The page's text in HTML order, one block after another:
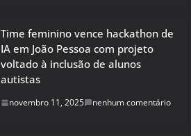
Time feminino vence hackathon de
IA em João Pessoa com projeto
voltado à inclusão de alunos
autistas
novembro 11, 2025 nenhum comentário